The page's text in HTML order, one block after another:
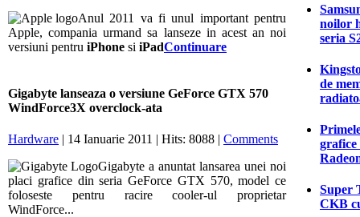
Anul 2011 va fi unul important pentru
Apple, compania urmand sa lanseze in acest an noi
versiuni pentru iPhone si iPadContinuare
Gigabyte lanseaza o versiune GeForce GTX 570
WindForce3X overclock-ata
Hardware | 14 Ianuarie 2011 | Hits: 8088 | Comments
Gigabyte a anuntat lansarea unei noi
placi grafice din seria GeForce GTX 570, model ce
foloseste pentru racire cooler-ul proprietar
WindForce...
noilor
seria
de
grafice
Super
CKB